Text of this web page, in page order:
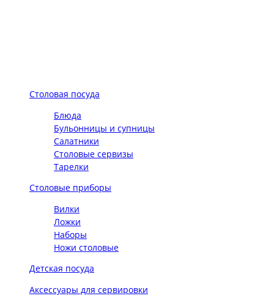
Столовая посуда
Блюда
Бульонницы и супницы
Салатники
Столовые сервизы
Тарелки
Столовые приборы
Вилки
Ложки
Наборы
Ножи столовые
Детская посуда
Аксессуары для сервировки